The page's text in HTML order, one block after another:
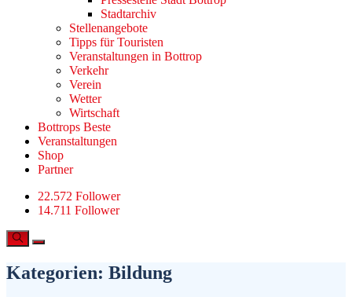
Stadtarchiv
Stellenangebote
Tipps für Touristen
Veranstaltungen in Bottrop
Verkehr
Verein
Wetter
Wirtschaft
Bottrops Beste
Veranstaltungen
Shop
Partner
22.572 Follower
14.711 Follower
Kategorien: Bildung